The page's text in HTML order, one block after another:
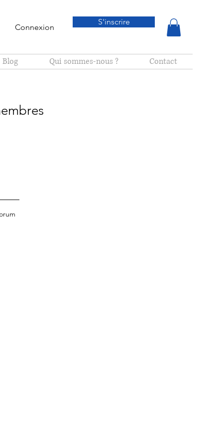
Connexion
S'inscrire
Blog Qui sommes-nous ? Contact